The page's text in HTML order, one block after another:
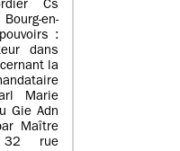
Cs
en-
:
dans
la
Marie
Gie Adn
Maître
32 rue